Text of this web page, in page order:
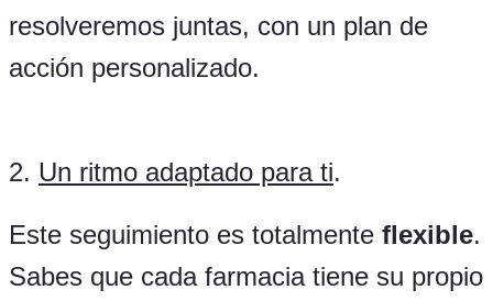
resolveremos juntas, con un plan de
acción personalizado.
2. Un ritmo adaptado para ti.
Este seguimiento es totalmente flexible.
Sabes que cada farmacia tiene su propio